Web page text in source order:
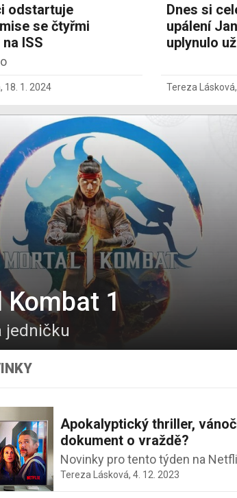
odstartuje
se čtyřmi
ISS
, 18. 1. 2024
Dnes si
upálení
uplynulo
Tereza Lásková,
Kombat 1
jedničku
Apokalyptický thriller,
dokument o vraždě?
Novinky pro tento týden na
Tereza Lásková, 4. 12. 2023